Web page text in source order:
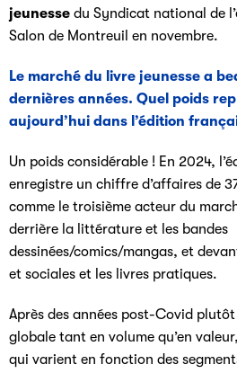
jeunesse du Syndicat national de
Salon de Montreuil en novembre.
Le marché du livre jeunesse a
dernières années. Quel poids
aujourd’hui dans l’édition
Un poids considérable ! En 2024,
enregistre un chiffre d’affaires de
comme le troisième acteur du
derrière la littérature et les bandes
dessinées/comics/mangas, et
et sociales et les livres pratiques.
Après des années post-Covid
globale tant en volume qu’en
qui varient en fonction des